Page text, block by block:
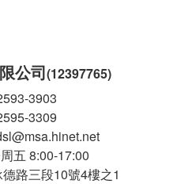
公司(12397765)
3903
3309
五 8:00-17:00
路三段10號4樓之1